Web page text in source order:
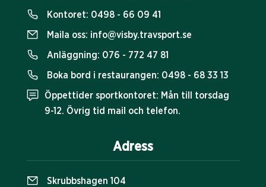
Kontoret: 0498 - 66 09 41
Maila oss: info@visby.travsport.se
Anläggning: 076 - 772 47 81
Boka bord i restaurangen: 0498 - 68 33 13
Öppettider sportkontoret: Mån till torsdag
9-12. Övrig tid mail och telefon.
Adress
Skrubbshagen 104